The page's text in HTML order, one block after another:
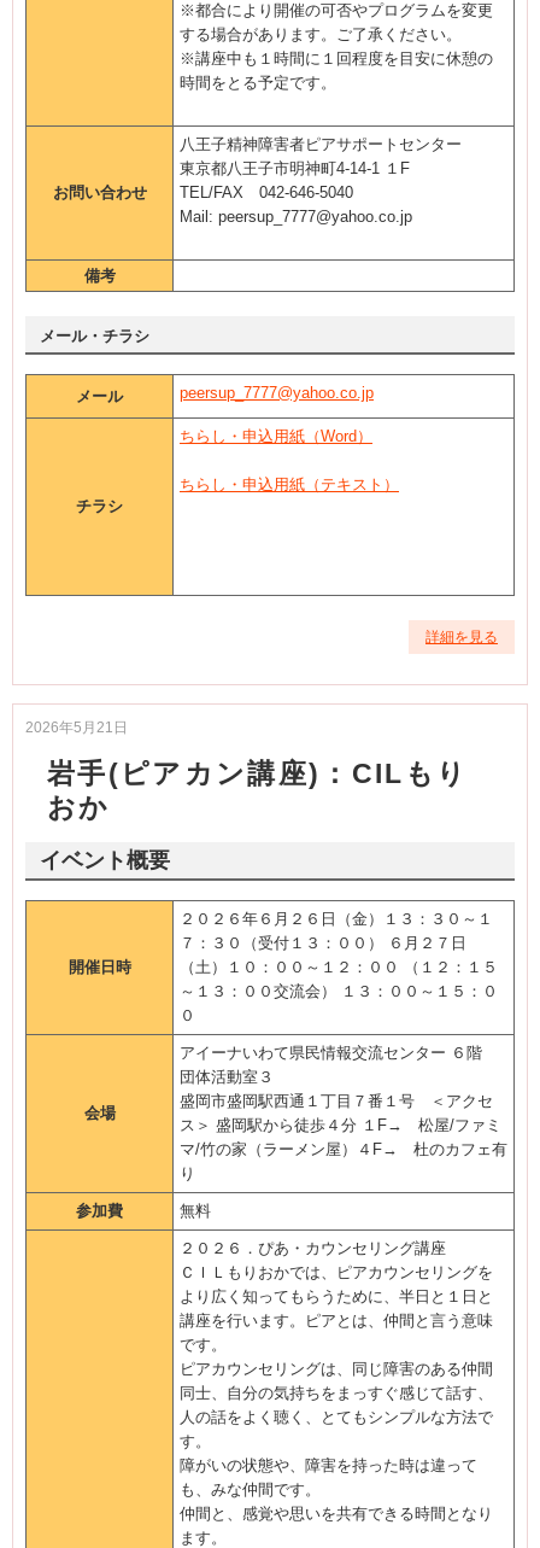
※都合により開催の可否やプログラムを変更
する場合があります。ご了承ください。
※講座中も１時間に１回程度を目安に休憩の
時間をとる予定です。
お問い合わせ
八王子精神障害者ピアサポートセンター
東京都八王子市明神町4-14-1 １F
TEL/FAX 042-646-5040
Mail: peersup_7777@yahoo.co.jp
備考
メール・チラシ
メール peersup_7777@yahoo.co.jp
チラシ
ちらし・申込用紙（Word）
ちらし・申込用紙（テキスト）
詳細を見る
2026年5月21日
岩手(ピアカン講座)：CILもり
おか
イベント概要
開催日時
２０２６年６月２６日（金）１３：３０～１
７：３０（受付１３：００） ６月２７日
（土）１０：００～１２：００ （１２：１５
～１３：００交流会） １３：００～１５：０
０
会場
アイーナいわて県民情報交流センター ６階
団体活動室３
盛岡市盛岡駅西通１丁目７番１号 ＜アクセ
ス＞ 盛岡駅から徒歩４分 １F→ 松屋/ファミ
マ/竹の家（ラーメン屋）４F→ 杜のカフェ有
り
参加費 無料
２０２６．ぴあ・カウンセリング講座
ＣＩＬもりおかでは、ピアカウンセリングを
より広く知ってもらうために、半日と１日と
講座を行います。ピアとは、仲間と言う意味
です。
ピアカウンセリングは、同じ障害のある仲間
同士、自分の気持ちをまっすぐ感じて話す、
人の話をよく聴く、とてもシンプルな方法で
す。
障がいの状態や、障害を持った時は違って
も、みな仲間です。
仲間と、感覚や思いを共有できる時間となり
ます。